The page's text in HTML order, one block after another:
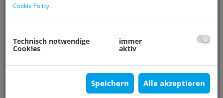
Cookie Policy.
Technisch notwendige
Cookies
immer
aktiv
Speichern Alle akzeptieren